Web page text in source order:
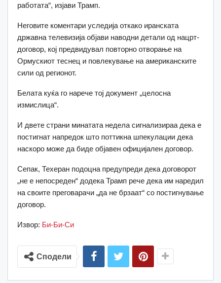
работата“, изјави Трамп.
Неговите коментари уследија откако иранската
државна телевизија објави наводни детали од нацрт-
договор, кој предвидувал повторно отворање на
Ормускиот теснец и повлекување на американските
сили од регионот.
Белата куќа го нарече тој документ „целосна
измислица“.
И двете страни минатата недела сигнализираа дека е
постигнат напредок што поттикна шпекулации дека
наскоро може да биде објавен официјален договор.
Сепак, Техеран подоцна предупреди дека договорот
„не е непосреден“ додека Трамп рече дека им наредил
на своите преговарачи „да не брзаат“ со постигнување
договор.
Извор: Би-Би-Си
Сподели